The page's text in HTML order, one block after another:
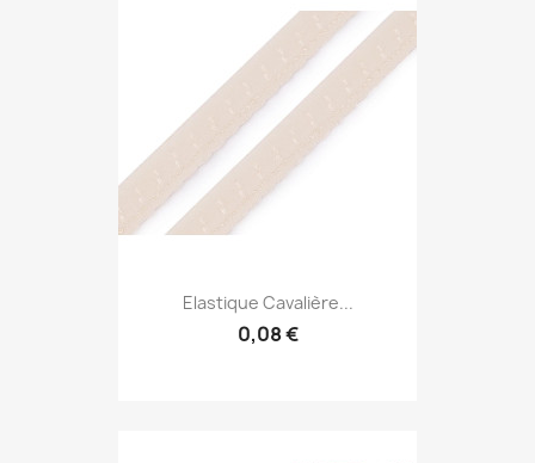
Elastique Cavalière...
0,08 €